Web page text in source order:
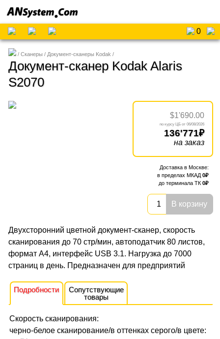
0
Сканеры Документ-сканеры Kodak
Документ-сканер Kodak Alaris
S2070
$1'690.00
06/08/2026
136'771
на заказ
0
0
В корзину
Двухсторонний цветной документ-сканер, скорость
сканирования до 70 стр/мин, автоподатчик 80 листов,
формат А4, интерфейс USB 3.1. Нагрузка до 7000
страниц в день. Предназначен для предприятий
Подробности
Сопутствующие
товары
Скорость сканирования:
черно-белое сканирование/в оттенках серого/в цвете: